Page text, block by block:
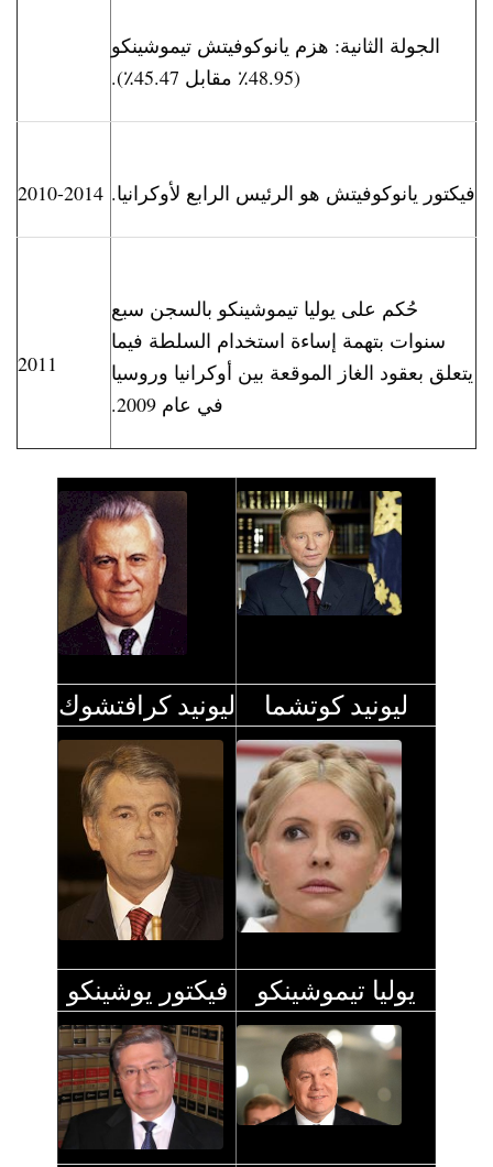
الجولة الثانية: هزم يانوكوفيتش تيموشينكو
(48.95٪ مقابل 45.47٪).
2010-2014 فيكتور يانوكوفيتش هو الرئيس الرابع لأوكرانيا.
2011
حُكم على يوليا تيموشينكو بالسجن سبع
سنوات بتهمة إساءة استخدام السلطة فيما
يتعلق بعقود الغاز الموقعة بين أوكرانيا وروسيا
في عام 2009.
ليونيد كرافتشوك ليونيد كوتشما
فيكتور يوشينكو يوليا تيموشينكو